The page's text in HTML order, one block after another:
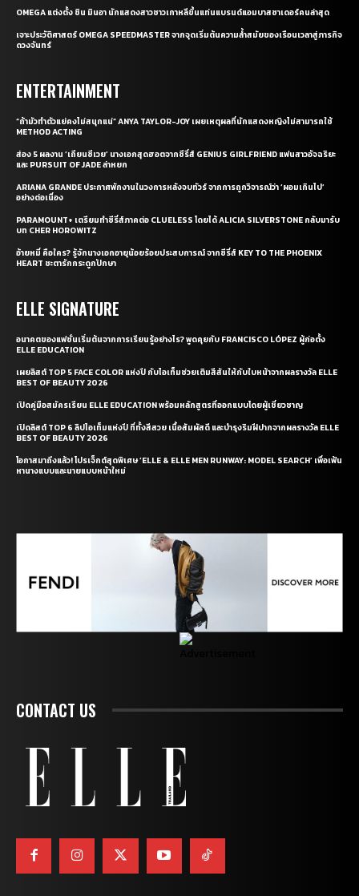
OMEGA แต่งตั้ง ชิน มินอา นักแสดงสาวชาวเกาหลีขึ้นแท่นแบรนด์แอมบาสซาเดอร์คนล่าสุด
เจาะประวัติศาสตร์ OMEGA SPEEDMASTER จากจุดเริ่มต้นความล้ำสมัยของเรือนเวลาสู่ภารกิจ
ดวงจันทร์
ENTERTAINMENT
“ถ้ามัวทำตัวแย่คงไม่สนุกแน่” ANYA TAYLOR-JOY เผยเหตุผลที่นักแสดงหญิงไม่สามารถใช้
METHOD ACTING
ส่อง 5 ผลงาน ‘เถียนซีเวย’ นางเอกสุดฮอตจากซีรี่ส์ GENIUS GIRLFRIEND แฟนสาวอัจฉริยะ
และ PURSUIT OF JADE ล่าหยก
ARIANA GRANDE ประกาศพักงานในวงการหลังจบทัวร์ จากการถูกวิจารณ์ว่า ‘ผอมเกินไป’
อย่างต่อเนื่อง
PARAMOUNT+ เตรียมทำซีรี่ส์ภาคต่อ CLUELESS โดยได้ ALICIA SILVERSTONE กลับมารับ
บท CHER HOROWITZ
อ้ายหมี่ คือใคร? รู้จักนางเอกอายุน้อยร้อยประสบการณ์ จากซีรี่ส์ KEY TO THE PHOENIX
HEART ชะตารักกระดูกปักษา
ELLE SIGNATURE
อนาคตของแฟชั่นเริ่มต้นจากการเรียนรู้อย่างไร? พูดคุยกับ FRANCISCO LÓPEZ ผู้ก่อตั้ง
ELLE EDUCATION
เผยลิสต์ TOP 5 FACE COLOR แห่งปี กับไอเท็มช่วยเติมสีสันให้กับใบหน้าจากผลรางวัล ELLE
BEST OF BEAUTY 2026
เปิดคู่มือสมัครเรียน ELLE EDUCATION พร้อมหลักสูตรที่ออกแบบโดยผู้เชี่ยวชาญ
เปิดลิสต์ TOP 6 ลิปไอเท็มแห่งปี ที่ทั้งสีสวย เนื้อสัมผัสดี และบำรุงริมฝีปากจากผลรางวัล ELLE
BEST OF BEAUTY 2026
โอกาสมาถึงแล้ว! โปรเจ็กต์สุดพิเศษ ‘ELLE & ELLE MEN RUNWAY: MODEL SEARCH’ เพื่อเฟ้น
หานางแบบและนายแบบหน้าใหม่
CONTACT US